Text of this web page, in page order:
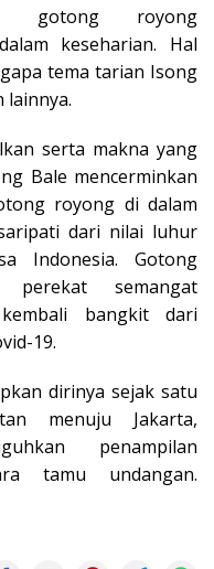
gotong royong
keseharian. Hal
tema tarian Isong
lainnya.
serta makna yang
Bale mencerminkan
royong di dalam
dari nilai luhur
Indonesia. Gotong
perekat semangat
bangkit dari
19.
dirinya sejak satu
menuju Jakarta,
penampilan
tamu undangan.